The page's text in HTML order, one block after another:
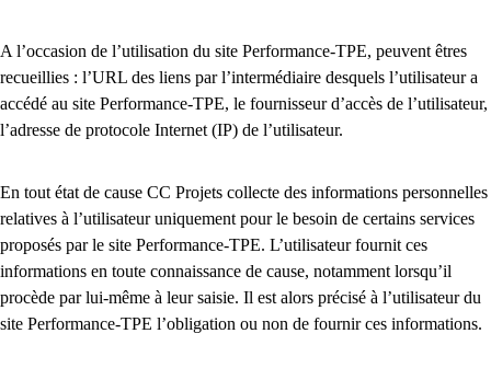
A l’occasion de l’utilisation du site Performance-TPE, peuvent êtres
recueillies : l’URL des liens par l’intermédiaire desquels l’utilisateur a
accédé au site Performance-TPE, le fournisseur d’accès de l’utilisateur,
l’adresse de protocole Internet (IP) de l’utilisateur.
En tout état de cause CC Projets collecte des informations personnelles
relatives à l’utilisateur uniquement pour le besoin de certains services
proposés par le site Performance-TPE. L’utilisateur fournit ces
informations en toute connaissance de cause, notamment lorsqu’il
procède par lui-même à leur saisie. Il est alors précisé à l’utilisateur du
site Performance-TPE l’obligation ou non de fournir ces informations.